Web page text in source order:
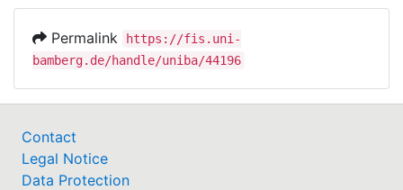
Permalink
https://fis.uni-
bamberg.de/handle/uniba/44196
Contact
Legal Notice
Data Protection